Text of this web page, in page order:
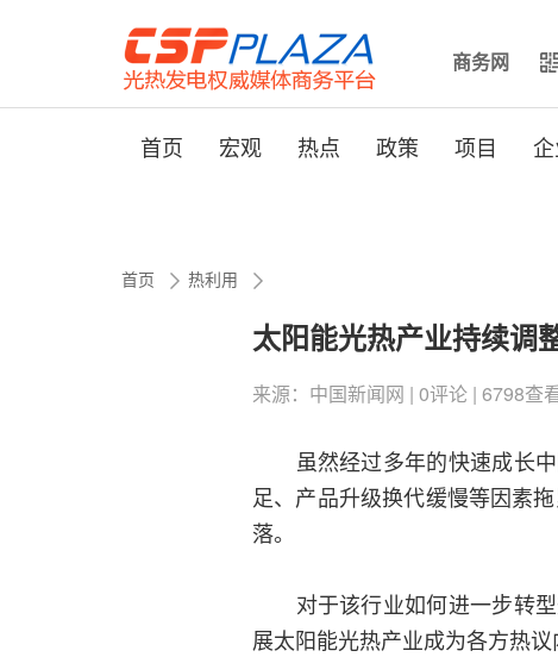
商务网
首页 宏观 热点 政策 项目
首页 热利用
太阳能光热产业持续调
来源：中国新闻网 | 0评论 | 6798查
虽然经过多年的快速成长中
足、产品升级换代缓慢等因素
落。
对于该行业如何进一步转型
展太阳能光热产业成为各方热议